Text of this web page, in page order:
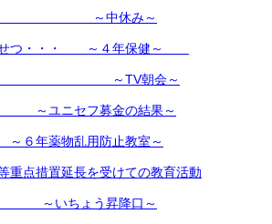
～ ～中休み～
せつ・・・ ～４年保健～
そう！ ～TV朝会～
ユニセフ募金の結果～
薬物乱用防止教室～
重点措置延長を受けての教育活動
～いちょう昇降口～